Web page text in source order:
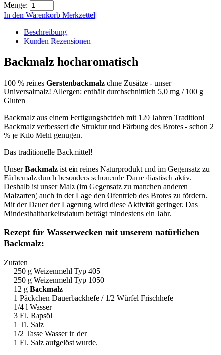
Menge:
In den Warenkorb Merkzettel
Beschreibung
Kunden Rezensionen
Backmalz hocharomatisch
100 % reines Gerstenbackmalz ohne Zusätze - unser
Universalmalz! Allergen: enthält durchschnittlich 5,0 mg / 100 g
Gluten
Backmalz aus einem Fertigungsbetrieb mit 120 Jahren Tradition!
Backmalz verbessert die Struktur und Färbung des Brotes - schon 2
% je Kilo Mehl genügen.
Das traditionelle Backmittel!
UnserBackmalz ist ein reines Naturprodukt und im Gegensatz zu
Färbemalz durch besonders schonende Darre diastisch aktiv.
Deshalb ist unser Malz (im Gegensatz zu manchen anderen
Malzarten) auch in der Lage den Ofentrieb des Brotes zu fördern.
Mit der Dauer der Lagerung wird diese Aktivität geringer. Das
Mindesthaltbarkeitsdatum beträgt mindestens ein Jahr.
Rezept für Wasserwecken mit unserem natürlichen
Backmalz:
Zutaten
250 g Weizenmehl Typ 405
250 g Weizenmehl Typ 1050
12 g Backmalz
1 Päckchen Dauerbackhefe / 1/2 Würfel Frischhefe
1/4 l Wasser
3 El. Rapsöl
1 Tl. Salz
1/2 Tasse Wasser in der
1 El. Salz aufgelöst wurde.